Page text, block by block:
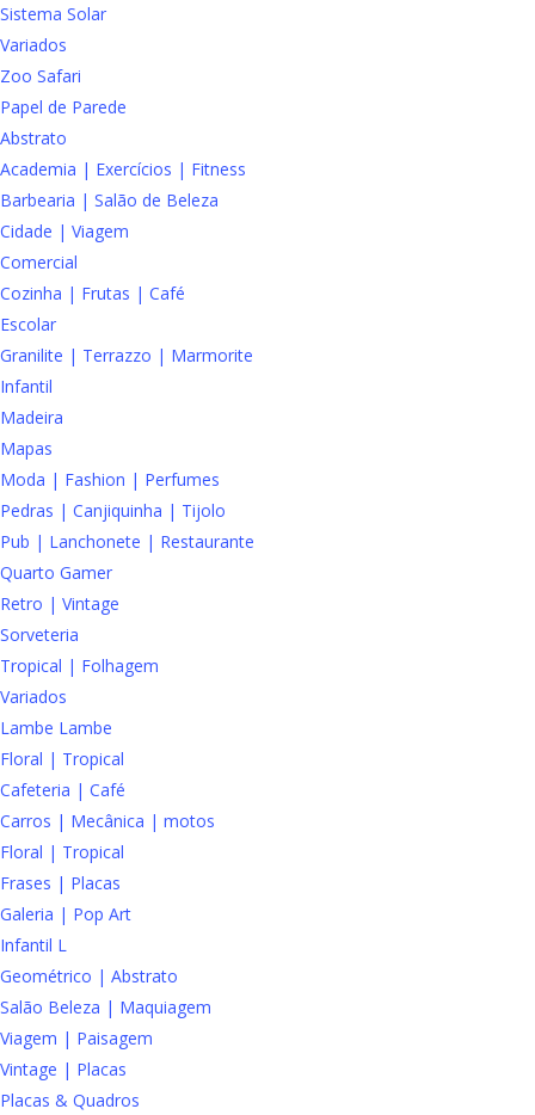
Sistema Solar
Variados
Zoo Safari
Papel de Parede
Abstrato
Academia | Exercícios | Fitness
Barbearia | Salão de Beleza
Cidade | Viagem
Comercial
Cozinha | Frutas | Café
Escolar
Granilite | Terrazzo | Marmorite
Infantil
Madeira
Mapas
Moda | Fashion | Perfumes
Pedras | Canjiquinha | Tijolo
Pub | Lanchonete | Restaurante
Quarto Gamer
Retro | Vintage
Sorveteria
Tropical | Folhagem
Variados
Lambe Lambe
Floral | Tropical
Cafeteria | Café
Carros | Mecânica | motos
Floral | Tropical
Frases | Placas
Galeria | Pop Art
Infantil L
Geométrico | Abstrato
Salão Beleza | Maquiagem
Viagem | Paisagem
Vintage | Placas
Placas & Quadros